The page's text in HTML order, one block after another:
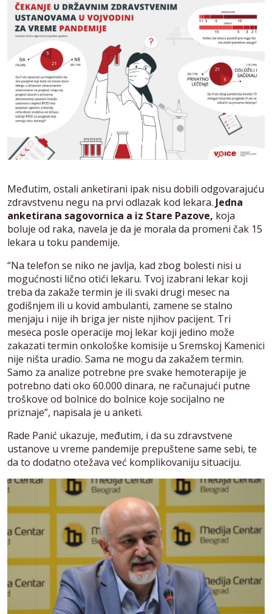
Međutim, ostali anketirani ipak nisu dobili odgovarajuću
zdravstvenu negu na prvi odlazak kod lekara. Jedna
anketirana sagovornica a iz Stare Pazove, koja
boluje od raka, navela je da je morala da promeni čak 15
lekara u toku pandemije.
“Na telefon se niko ne javlja, kad zbog bolesti nisi u
mogućnosti lično otići lekaru. Tvoj izabrani lekar koji
treba da zakaže termin je ili svaki drugi mesec na
godišnjem ili u kovid ambulanti, zamene se stalno
menjaju i nije ih briga jer niste njihov pacijent. Tri
meseca posle operacije moj lekar koji jedino može
zakazati termin onkološke komisije u Sremskoj Kamenici
nije ništa uradio. Sama ne mogu da zakažem termin.
Samo za analize potrebne pre svake hemoterapije je
potrebno dati oko 60.000 dinara, ne računajući putne
troškove od bolnice do bolnice koje socijalno ne
priznaje”, napisala je u anketi.
Rade Panić ukazuje, međutim, i da su zdravstvene
ustanove u vreme pandemije prepuštene same sebi, te
da to dodatno otežava već komplikovaniju situaciju.